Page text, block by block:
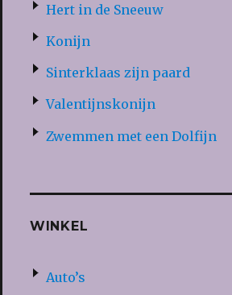
Hert in de Sneeuw
Konijn
Sinterklaas zijn paard
Valentijnskonijn
Zwemmen met een Dolfijn
WINKEL
Auto’s